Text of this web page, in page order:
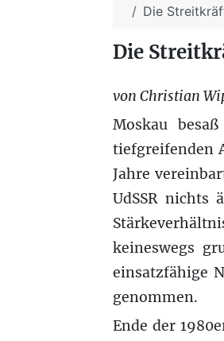
Die
Die
von Christian
Moskau
tiefgreifenden
Jahre
UdSSR nichts
keineswegs
einsatzfähige
genommen.
Ende der